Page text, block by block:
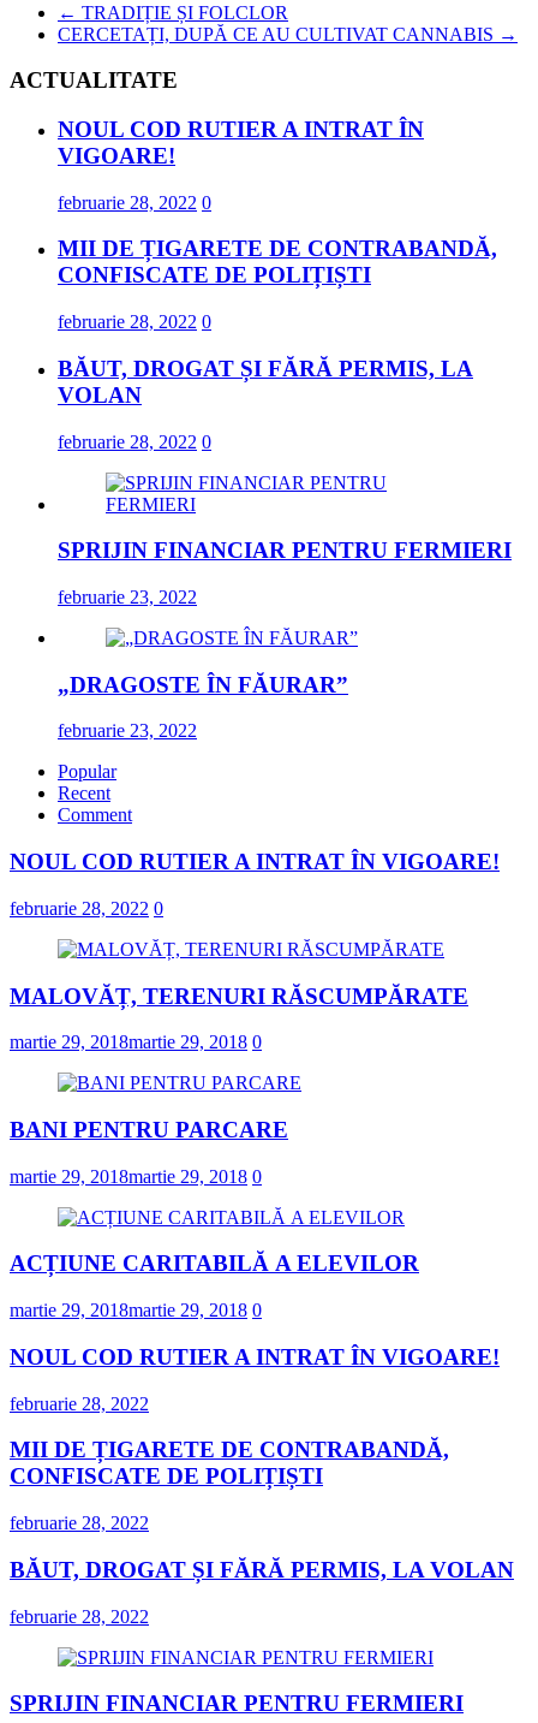
← TRADIȚIE ȘI FOLCLOR
CERCETAȚI, DUPĂ CE AU CULTIVAT CANNABIS →
ACTUALITATE
NOUL COD RUTIER A INTRAT ÎN
VIGOARE!
februarie 28, 2022 0
MII DE ȚIGARETE DE CONTRABANDĂ,
CONFISCATE DE POLIȚIȘTI
februarie 28, 2022 0
BĂUT, DROGAT ȘI FĂRĂ PERMIS, LA
VOLAN
februarie 28, 2022 0
SPRIJIN FINANCIAR PENTRU FERMIERI
februarie 23, 2022
„DRAGOSTE ÎN FĂURAR”
februarie 23, 2022
Popular
Recent
Comment
NOUL COD RUTIER A INTRAT ÎN VIGOARE!
februarie 28, 2022 0
MALOVĂȚ, TERENURI RĂSCUMPĂRATE
martie 29, 2018martie 29, 2018 0
BANI PENTRU PARCARE
martie 29, 2018martie 29, 2018 0
ACȚIUNE CARITABILĂ A ELEVILOR
martie 29, 2018martie 29, 2018 0
NOUL COD RUTIER A INTRAT ÎN VIGOARE!
februarie 28, 2022
MII DE ȚIGARETE DE CONTRABANDĂ,
CONFISCATE DE POLIȚIȘTI
februarie 28, 2022
BĂUT, DROGAT ȘI FĂRĂ PERMIS, LA VOLAN
februarie 28, 2022
SPRIJIN FINANCIAR PENTRU FERMIERI